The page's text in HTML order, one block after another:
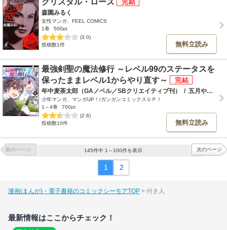
森園みるく
女性マンガ、FEEL COMICS
1巻
500pt
(3.0)
投稿数1件
無料立読み
最強剣聖の魔法修行 ～レベル99のステータスを
保ったままレベル1からやり直す～
年中麦茶太郎（GAノベル／SBクリエイティブ刊） / 五月やみ
少年マンガ、マンガUP！/ガンガンコミックスＵＰ！
1～4巻
700pt
(2.6)
投稿数10件
無料立読み
前のページ 145件中 1～100件を表示 次のページ
1 2
漫画(まんが)・電子書籍のコミックシーモアTOP 付き人
最新情報はここからチェック！